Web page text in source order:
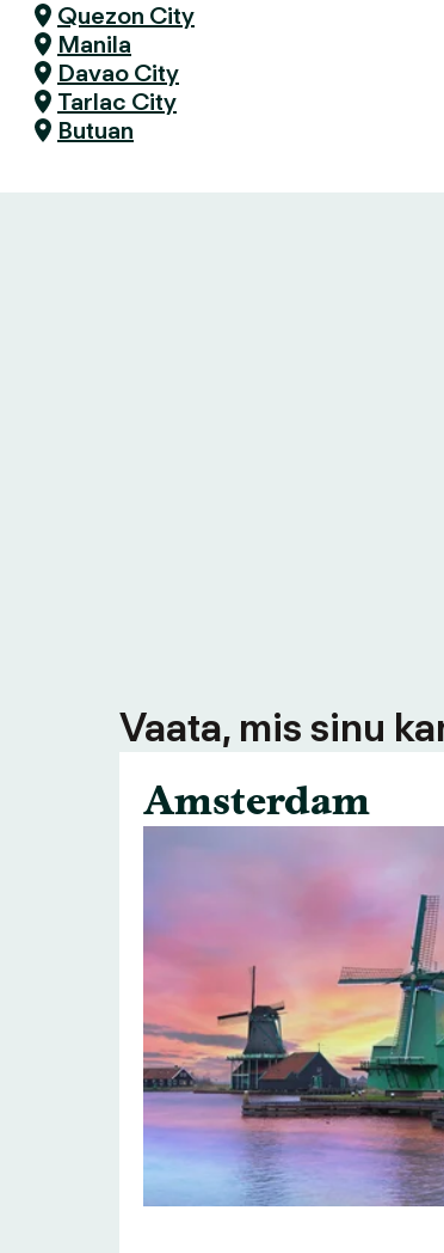
Quezon City
Manila
Davao City
Tarlac City
Butuan
Vaata, mis sinu
Amsterdam